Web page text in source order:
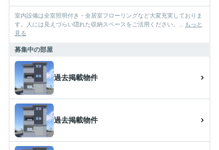
室内設備は全室照明付き・全居室フローリングなど大変充実しておりま
す。人には見えづらい隠れた収納スペースをご活用ください。... もっと
見る
募集中の部屋
過去掲載物件
過去掲載物件